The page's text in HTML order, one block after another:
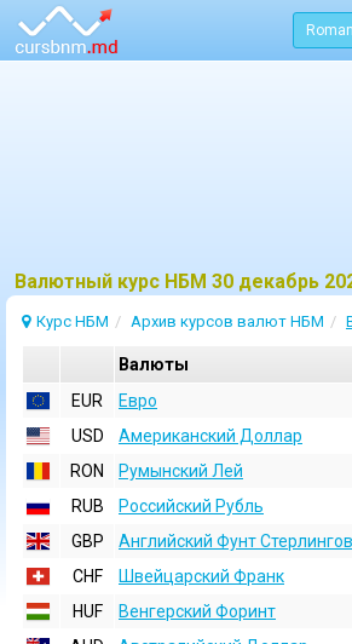
Bалютный курс НБМ 30 декабрь
Курс НБМ Архив курсов валют НБМ
Валюты
EUR
Евро
USD
Aмериканский Доллар
RON
Румынский Лей
RUB
Российский Рубль
GBP
Английский Фунт Стерлингов
CHF
Швейцарский Франк
HUF
Венгерский Форинт